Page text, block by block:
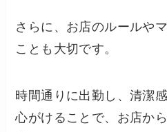
さらに、お店のルールや
ことも大切です。
時間通りに出勤し、清潔
心がけることで、お店か